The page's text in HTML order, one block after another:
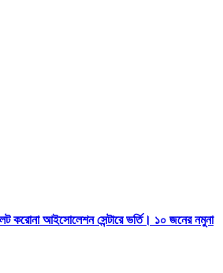
করোনা আইসোলেশন সেন্টারে ভর্তি। ১০ জনের নমুনা